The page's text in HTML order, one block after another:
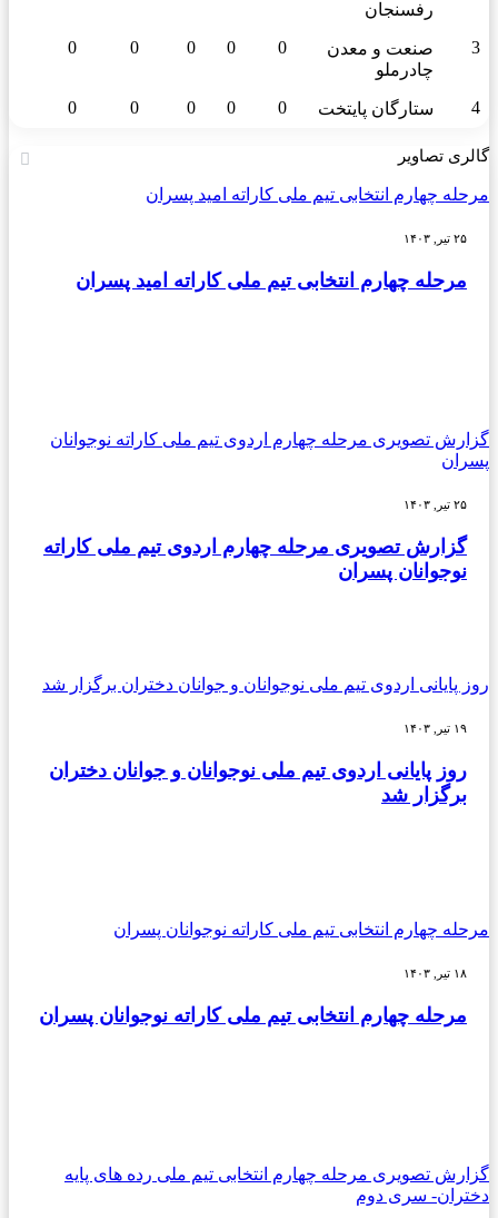
رفسنجان
3
صنعت و معدن
چادرملو
0
0
0
0
0
4 ستارگان پایتخت 0
0
0
0
0
گالری تصاویر
مرحله چهارم انتخابی تیم ملی کاراته امید پسران
۲۵ تیر, ۱۴۰۳
مرحله چهارم انتخابی تیم ملی کاراته امید پسران
گزارش تصویری مرحله چهارم اردوی تیم ملی کاراته نوجوانان
پسران
۲۵ تیر, ۱۴۰۳
گزارش تصویری مرحله چهارم اردوی تیم ملی کاراته
نوجوانان پسران
روز پایانی اردوی تیم ملی نوجوانان و جوانان دختران برگزار شد
۱۹ تیر, ۱۴۰۳
روز پایانی اردوی تیم ملی نوجوانان و جوانان دختران
برگزار شد
مرحله چهارم انتخابی تیم ملی کاراته نوجوانان پسران
۱۸ تیر, ۱۴۰۳
مرحله چهارم انتخابی تیم ملی کاراته نوجوانان پسران
گزارش تصویری مرحله چهارم انتخابی تیم ملی رده های پایه
دختران- سری دوم